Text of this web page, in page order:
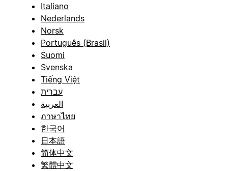
Italiano
Nederlands
Norsk
Português (Brasil)
Suomi
Svenska
Tiếng Việt
עברית
العربية
ภาษาไทย
한국어
日本語
简体中文
繁體中文